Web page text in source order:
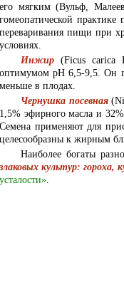
его мягким (Вульф,
гомеопатической практике
переваривания пищи при
условиях.
Инжир (Ficus carica
оптимумом pH 6,5-9,5. Он
меньше в плодах.
Чернушка посевная
1,5% эфирного масла и
Семена применяют для
целесообразны к жирным
Наиболее богаты
злаковых культур:
усталости»